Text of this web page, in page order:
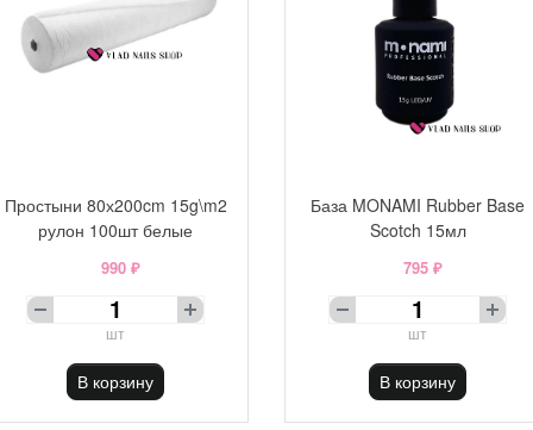
Простыни 80х200cm 15g\m2
рулон 100шт белые
990 ₽
шт
В корзину
База MONAMI Rubber Base
Scotch 15мл
795 ₽
шт
В корзину